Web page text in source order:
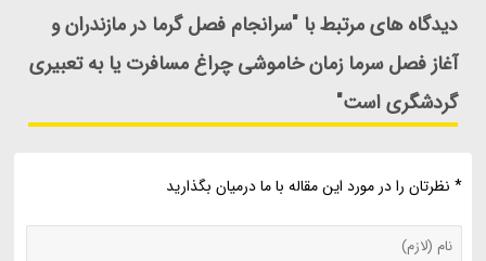
دیدگاه های مرتبط با "سرانجام فصل گرما در مازندران و
آغاز فصل سرما زمان خاموشی چراغ مسافرت یا به تعبیری
گردشگری است"
* نظرتان را در مورد این مقاله با ما درمیان بگذارید